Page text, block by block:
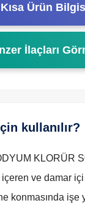
Kısa Ürün
İlaçları
kullanılır?
KLORÜR
içeren ve damar
konmasında işe